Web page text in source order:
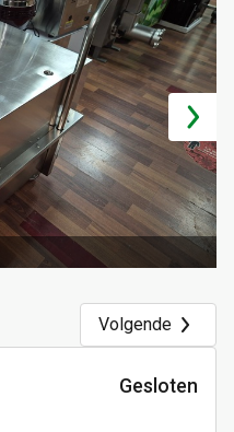
Volgende
Gesloten